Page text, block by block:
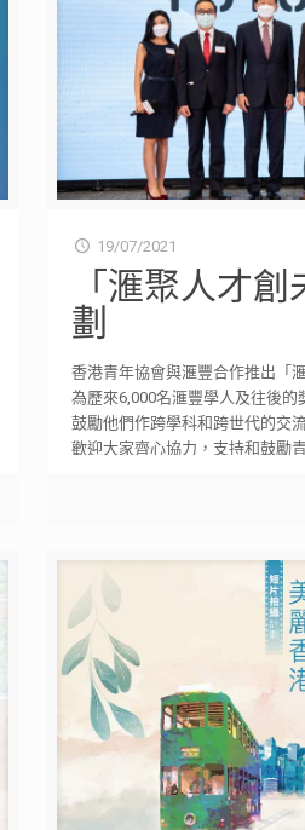
19/07/2021
「滙聚人才
劃
香港青年協會與滙豐合作推出「
為歷來6,000名滙豐學人及往後的
鼓勵他們作跨學科和跨世代的交
歡迎大家齊心協力，支持和鼓勵